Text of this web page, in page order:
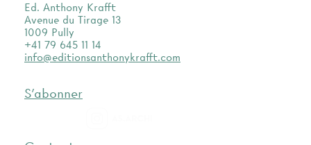
Ed. Anthony Krafft
Avenue du Tirage 13
1009 Pully
+41 79 645 11 14
info@editionsanthonykrafft.com
S'abonner